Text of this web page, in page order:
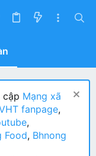
cập Mạng xã
fanpage,
,
Food, Bhnong